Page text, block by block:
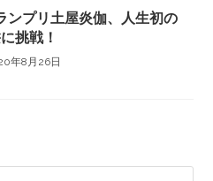
ンプリ土屋炎伽、人生初の
挑戦！
年8月26日